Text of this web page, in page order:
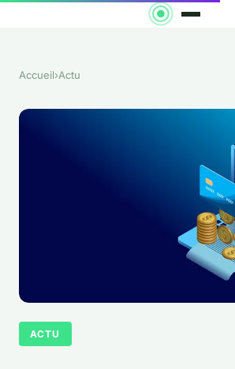
Accueil›Actu
ACTU